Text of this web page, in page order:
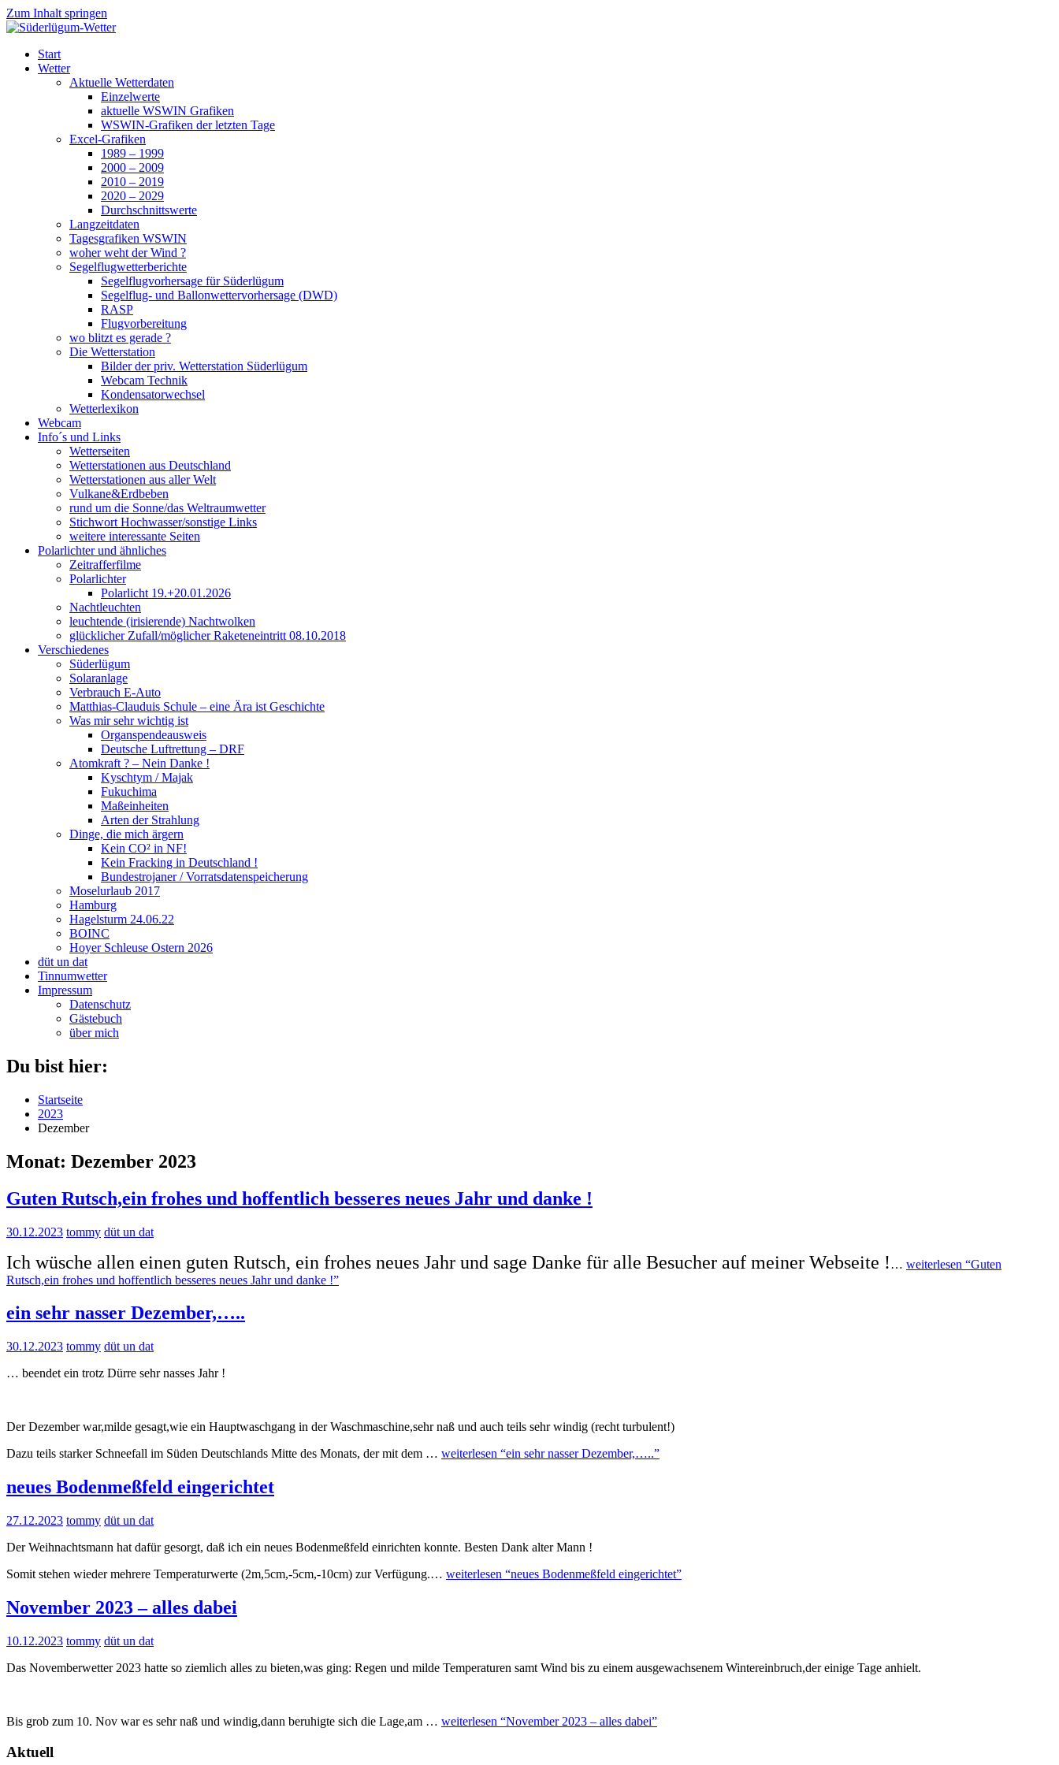
Zum Inhalt springen
Süderlügum-Wetter
Start
Wetter
Aktuelle Wetterdaten
Einzelwerte
aktuelle WSWIN Grafiken
WSWIN-Grafiken der letzten Tage
Excel-Grafiken
1989 – 1999
2000 – 2009
2010 – 2019
2020 – 2029
Durchschnittswerte
Langzeitdaten
Tagesgrafiken WSWIN
woher weht der Wind ?
Segelflugwetterberichte
Segelflugvorhersage für Süderlügum
Segelflug- und Ballonwettervorhersage (DWD)
RASP
Flugvorbereitung
wo blitzt es gerade ?
Die Wetterstation
Bilder der priv. Wetterstation Süderlügum
Webcam Technik
Kondensatorwechsel
Wetterlexikon
Webcam
Info´s und Links
Wetterseiten
Wetterstationen aus Deutschland
Wetterstationen aus aller Welt
Vulkane&Erdbeben
rund um die Sonne/das Weltraumwetter
Stichwort Hochwasser/sonstige Links
weitere interessante Seiten
Polarlichter und ähnliches
Zeitrafferfilme
Polarlichter
Polarlicht 19.+20.01.2026
Nachtleuchten
leuchtende (irisierende) Nachtwolken
glücklicher Zufall/möglicher Raketeneintritt 08.10.2018
Verschiedenes
Süderlügum
Solaranlage
Verbrauch E-Auto
Matthias-Clauduis Schule – eine Ära ist Geschichte
Was mir sehr wichtig ist
Organspendeausweis
Deutsche Luftrettung – DRF
Atomkraft ? – Nein Danke !
Kyschtym / Majak
Fukuchima
Maßeinheiten
Arten der Strahlung
Dinge, die mich ärgern
Kein CO² in NF!
Kein Fracking in Deutschland !
Bundestrojaner / Vorratsdatenspeicherung
Moselurlaub 2017
Hamburg
Hagelsturm 24.06.22
BOINC
Hoyer Schleuse Ostern 2026
düt un dat
Tinnumwetter
Impressum
Datenschutz
Gästebuch
über mich
Du bist hier:
Startseite
2023
Dezember
Monat: Dezember 2023
Guten Rutsch,ein frohes und hoffentlich besseres neues Jahr und danke !
30.12.2023 tommy düt un dat
Ich wüsche allen einen guten Rutsch, ein frohes neues Jahr und sage Danke für alle Besucher auf meiner Webseite !… weiterlesen “Guten
Rutsch,ein frohes und hoffentlich besseres neues Jahr und danke !”
ein sehr nasser Dezember,…..
30.12.2023 tommy düt un dat
… beendet ein trotz Dürre sehr nasses Jahr !
Der Dezember war,milde gesagt,wie ein Hauptwaschgang in der Waschmaschine,sehr naß und auch teils sehr windig (recht turbulent!)
Dazu teils starker Schneefall im Süden Deutschlands Mitte des Monats, der mit dem … weiterlesen “ein sehr nasser Dezember,…..”
neues Bodenmeßfeld eingerichtet
27.12.2023 tommy düt un dat
Der Weihnachtsmann hat dafür gesorgt, daß ich ein neues Bodenmeßfeld einrichten konnte. Besten Dank alter Mann !
Somit stehen wieder mehrere Temperaturwerte (2m,5cm,-5cm,-10cm) zur Verfügung.… weiterlesen “neues Bodenmeßfeld eingerichtet”
November 2023 – alles dabei
10.12.2023 tommy düt un dat
Das Novemberwetter 2023 hatte so ziemlich alles zu bieten,was ging: Regen und milde Temperaturen samt Wind bis zu einem ausgewachsenem Wintereinbruch,der einige Tage anhielt.
Bis grob zum 10. Nov war es sehr naß und windig,dann beruhigte sich die Lage,am … weiterlesen “November 2023 – alles dabei”
Aktuell